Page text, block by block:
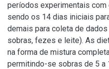
períodos experimentais com
sendo os 14 dias iniciais
demais para coleta de
sobras, fezes e leite). As
na forma de mistura
permitindo-se sobras de 5 a